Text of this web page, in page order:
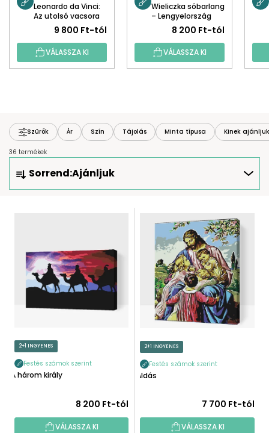
Leonardo da Vinci:
Az utolsó vacsora
9 800 Ft-tól
VÁLASSZA KI
Wieliczka sóbarlang
– Lengyelország
8 200 Ft-tól
VÁLASSZA KI
Szűrők Ár Szín Tájolás Minta típusa Kinek ajánljuk
36 termékek
R
Z
S
Sorrend:Ajánljuk
S
T
A
2+1 INGYENES
Festés számok szerint
A három király
8 200 Ft-tól
VÁLASSZA KI
2+1 INGYENES
Festés számok szerint
Áldás
7 700 Ft-tól
VÁLASSZA KI